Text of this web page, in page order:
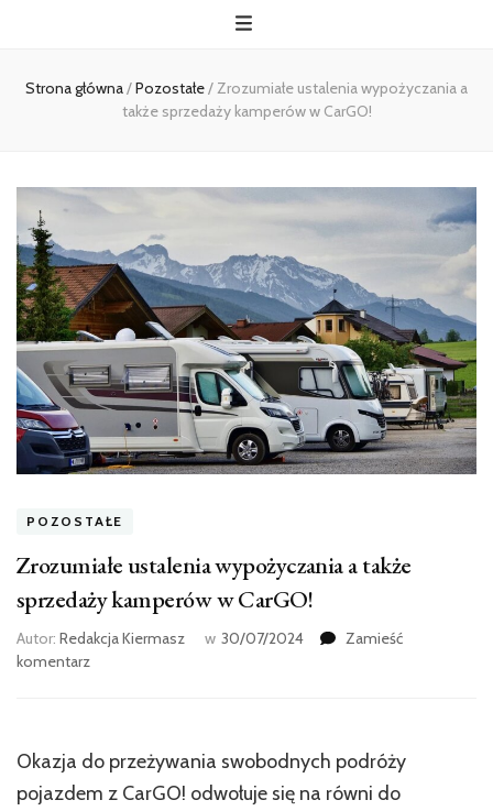
Strona główna/Pozostałe/Zrozumiałe ustalenia wypożyczania a
także sprzedaży kamperów w CarGO!
POZOSTAŁE
Zrozumiałe ustalenia wypożyczania a także
sprzedaży kamperów w CarGO!
Autor: Redakcja Kiermasz w 30/07/2024
Zamieść
komentarzwe
wypożyczania
także
Okazja do przeżywania swobodnych podróży
pojazdem z CarGO! odwołuje się na równi do